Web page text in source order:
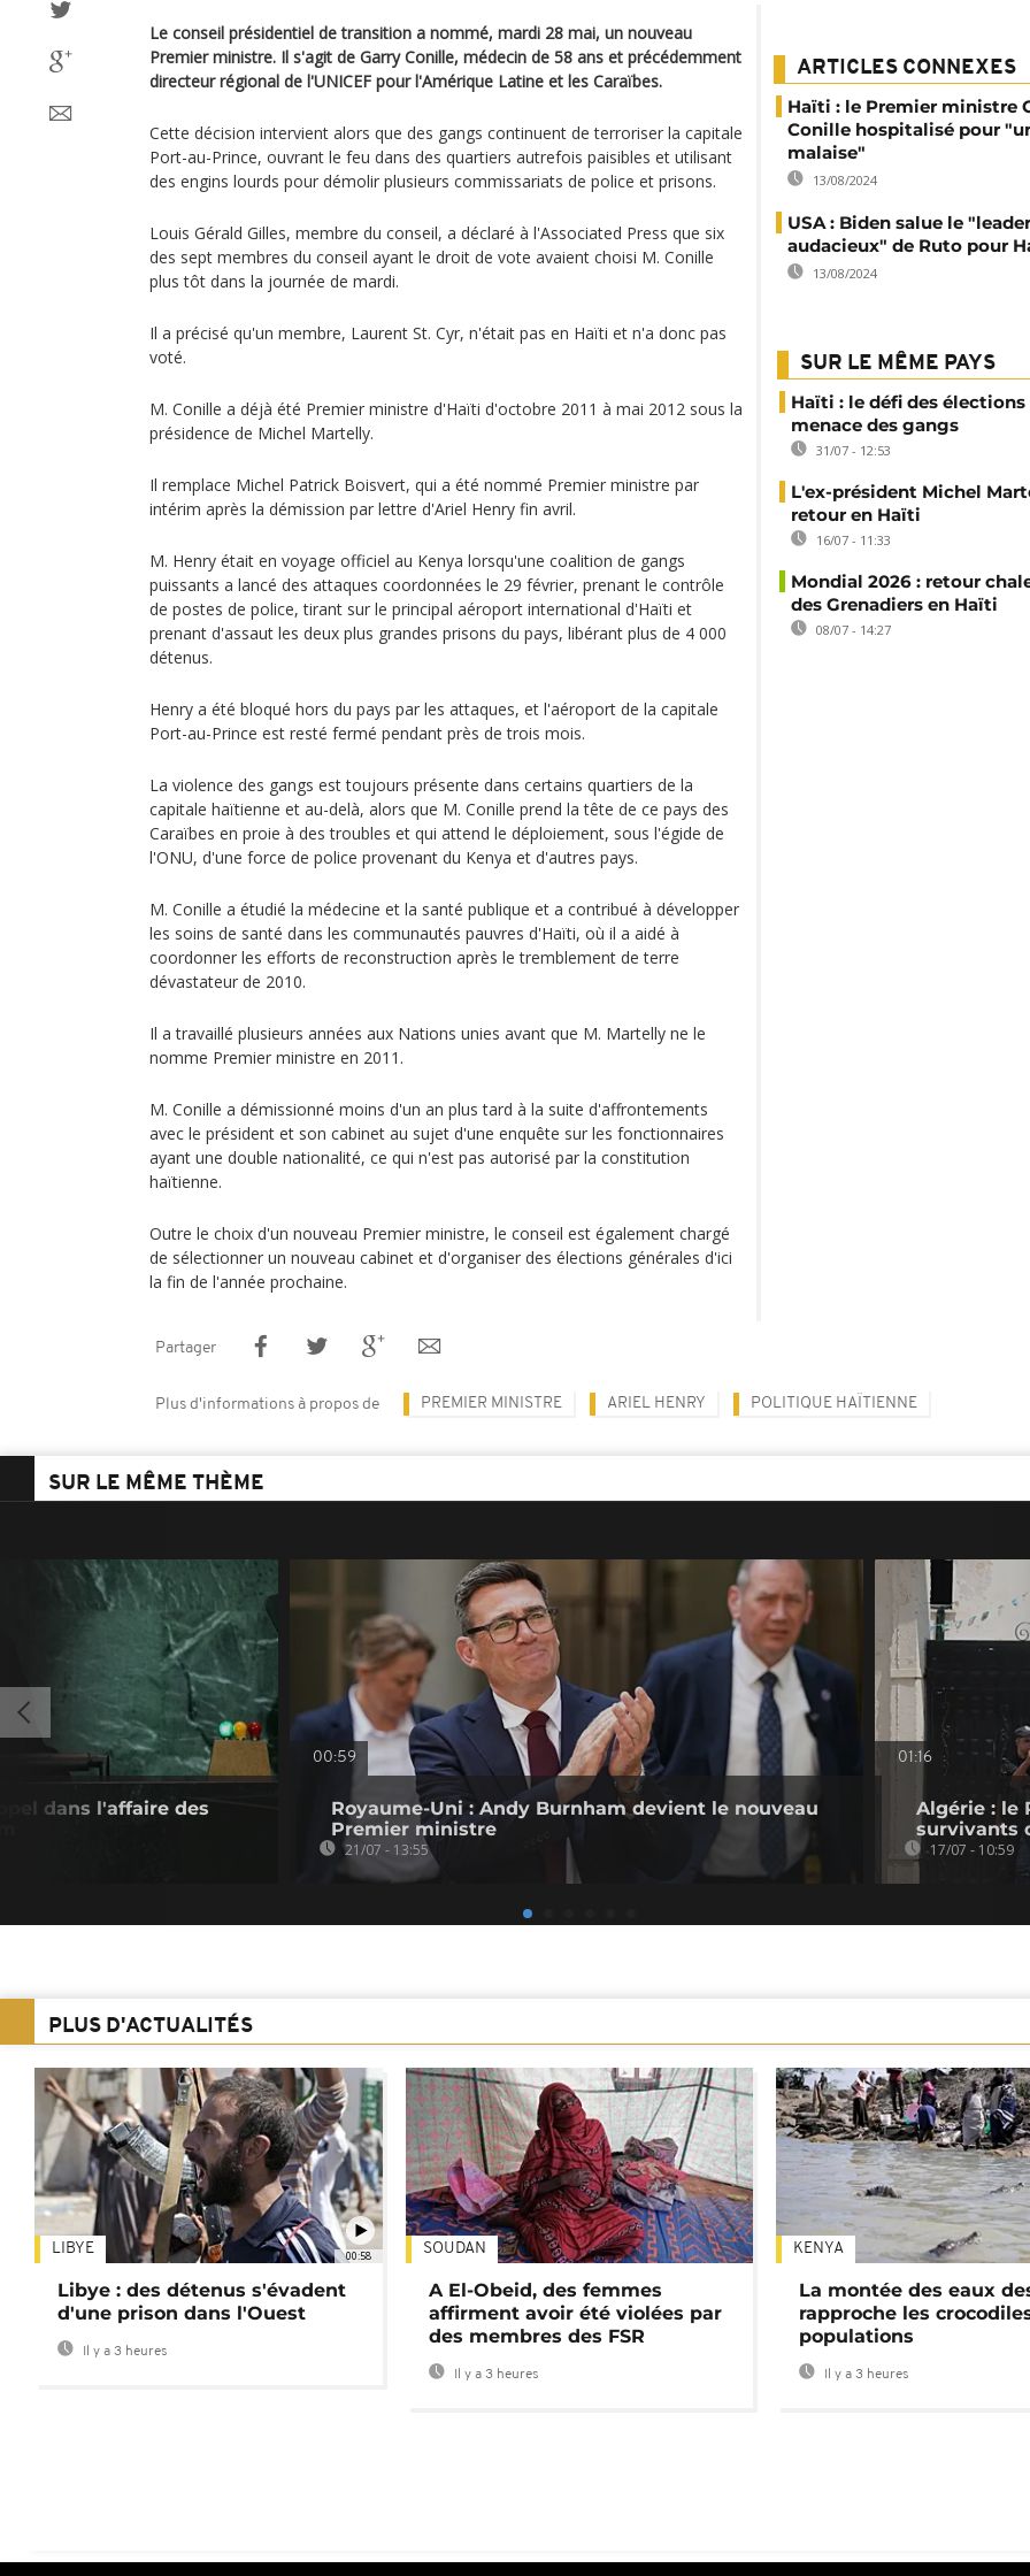
Le conseil présidentiel de transition a nommé, mardi 28 mai, un nouveau
Premier ministre. Il s'agit de Garry Conille, médecin de 58 ans et précédemment
directeur régional de l'UNICEF pour l'Amérique Latine et les Caraïbes.
Cette décision intervient alors que des gangs continuent de terroriser la capitale
Port-au-Prince, ouvrant le feu dans des quartiers autrefois paisibles et utilisant
des engins lourds pour démolir plusieurs commissariats de police et prisons.
Louis Gérald Gilles, membre du conseil, a déclaré à l'Associated Press que six
des sept membres du conseil ayant le droit de vote avaient choisi M. Conille
plus tôt dans la journée de mardi.
Il a précisé qu'un membre, Laurent St. Cyr, n'était pas en Haïti et n'a donc pas
voté.
M. Conille a déjà été Premier ministre d'Haïti d'octobre 2011 à mai 2012 sous la
présidence de Michel Martelly.
Il remplace Michel Patrick Boisvert, qui a été nommé Premier ministre par
intérim après la démission par lettre d'Ariel Henry fin avril.
M. Henry était en voyage officiel au Kenya lorsqu'une coalition de gangs
puissants a lancé des attaques coordonnées le 29 février, prenant le contrôle
de postes de police, tirant sur le principal aéroport international d'Haïti et
prenant d'assaut les deux plus grandes prisons du pays, libérant plus de 4 000
détenus.
Henry a été bloqué hors du pays par les attaques, et l'aéroport de la capitale
Port-au-Prince est resté fermé pendant près de trois mois.
La violence des gangs est toujours présente dans certains quartiers de la
capitale haïtienne et au-delà, alors que M. Conille prend la tête de ce pays des
Caraïbes en proie à des troubles et qui attend le déploiement, sous l'égide de
l'ONU, d'une force de police provenant du Kenya et d'autres pays.
M. Conille a étudié la médecine et la santé publique et a contribué à développer
les soins de santé dans les communautés pauvres d'Haïti, où il a aidé à
coordonner les efforts de reconstruction après le tremblement de terre
dévastateur de 2010.
Il a travaillé plusieurs années aux Nations unies avant que M. Martelly ne le
nomme Premier ministre en 2011.
M. Conille a démissionné moins d'un an plus tard à la suite d'affrontements
avec le président et son cabinet au sujet d'une enquête sur les fonctionnaires
ayant une double nationalité, ce qui n'est pas autorisé par la constitution
haïtienne.
Outre le choix d'un nouveau Premier ministre, le conseil est également chargé
de sélectionner un nouveau cabinet et d'organiser des élections générales d'ici
la fin de l'année prochaine.
ARTICLES CONNEXES
Haïti : le Premier ministre
Conille hospitalisé pour
malaise"
13/08/2024
USA : Biden salue le
audacieux" de Ruto pour
13/08/2024
SUR LE MÊME PAYS
Haïti : le défi des élections
menace des gangs
31/07 - 12:53
L'ex-président Michel
retour en Haïti
16/07 - 11:33
Mondial 2026 : retour
des Grenadiers en Haïti
08/07 - 14:27
Partager
Plus d'informations à propos de PREMIER MINISTRE ARIEL HENRY POLITIQUE HAÏTIENNE
SUR LE MÊME THÈME
dans l'affaire des
00:59
Royaume-Uni : Andy Burnham devient le nouveau
Premier ministre
21/07 - 13:55
01:16
Algérie : le
survivants
17/07 - 10:59
PLUS D'ACTUALITÉS
00:58
LIBYE
Libye : des détenus s'évadent
d'une prison dans l'Ouest
Il y a 3 heures
SOUDAN
A El-Obeid, des femmes
affirment avoir été violées par
des membres des FSR
Il y a 3 heures
KENYA
La montée des eaux
rapproche les
populations
Il y a 3 heures